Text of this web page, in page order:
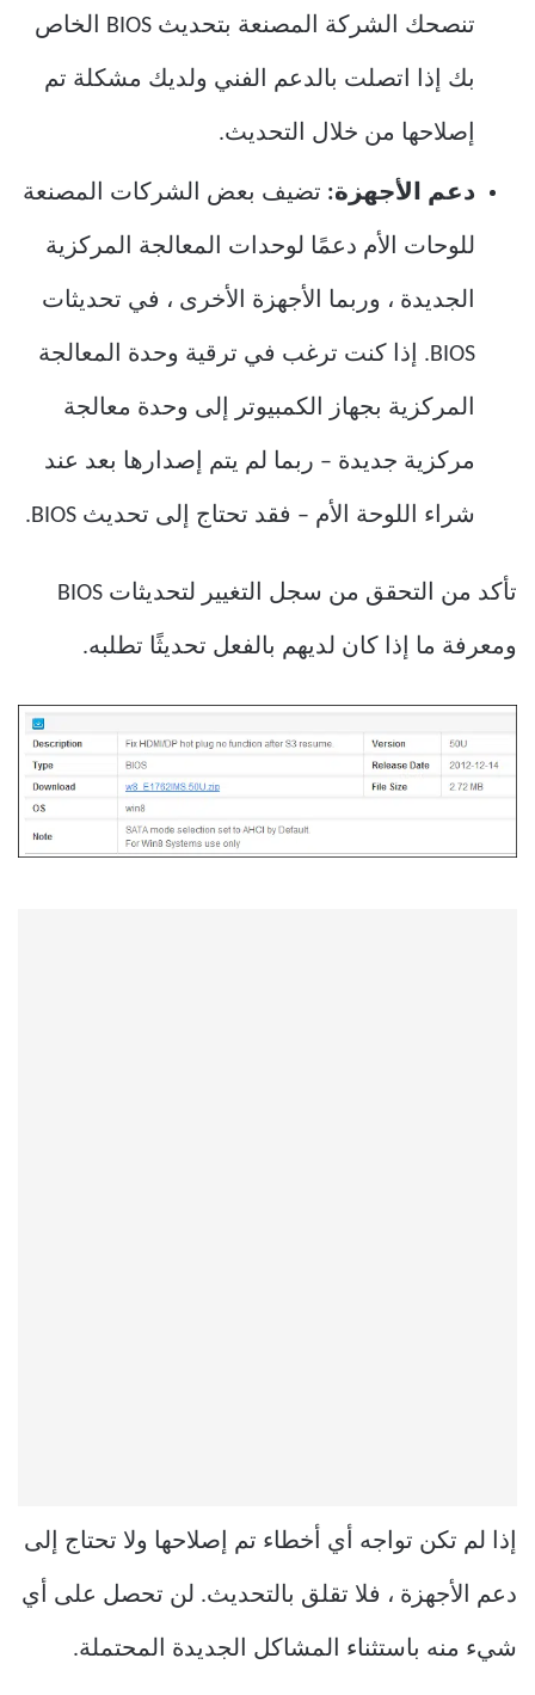
تنصحك الشركة المصنعة بتحديث BIOS الخاص
بك إذا اتصلت بالدعم الفني ولديك مشكلة تم
إصلاحها من خلال التحديث.
دعم الأجهزة: تضيف بعض الشركات المصنعة
للوحات الأم دعمًا لوحدات المعالجة المركزية
الجديدة ، وربما الأجهزة الأخرى ، في تحديثات
BIOS. إذا كنت ترغب في ترقية وحدة المعالجة
المركزية بجهاز الكمبيوتر إلى وحدة معالجة
مركزية جديدة – ربما لم يتم إصدارها بعد عند
شراء اللوحة الأم – فقد تحتاج إلى تحديث BIOS.
تأكد من التحقق من سجل التغيير لتحديثات BIOS
ومعرفة ما إذا كان لديهم بالفعل تحديثًا تطلبه.
إذا لم تكن تواجه أي أخطاء تم إصلاحها ولا تحتاج إلى
دعم الأجهزة ، فلا تقلق بالتحديث. لن تحصل على أي
شيء منه باستثناء المشاكل الجديدة المحتملة.